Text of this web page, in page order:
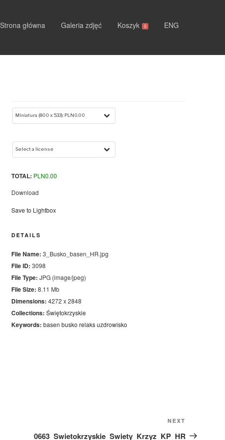
Strona główna Galeria zdjęć Koszyk 0 ENG
TOTAL: PLN0.00
Download
Save to Lightbox
DETAILS
File Name: 3_Busko_basen_HR.jpg
File ID: 3098
File Type: JPG (image/jpeg)
File Size: 8.11 Mb
Dimensions: 4272 x 2848
Collections: Świętokrzyskie
Keywords: basen busko relaksuzdrowisko
Post
NEXT
0663_Swietokrzyskie_Swiety_Krzyz_KP_HR